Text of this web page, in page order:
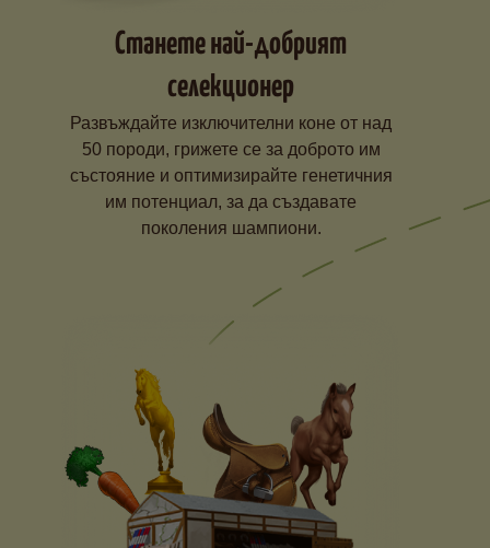
Станете най-добрият
селекционер
Развъждайте изключителни коне от над
50 породи, грижете се за доброто им
състояние и оптимизирайте генетичния
им потенциал, за да създавате
поколения шампиони.